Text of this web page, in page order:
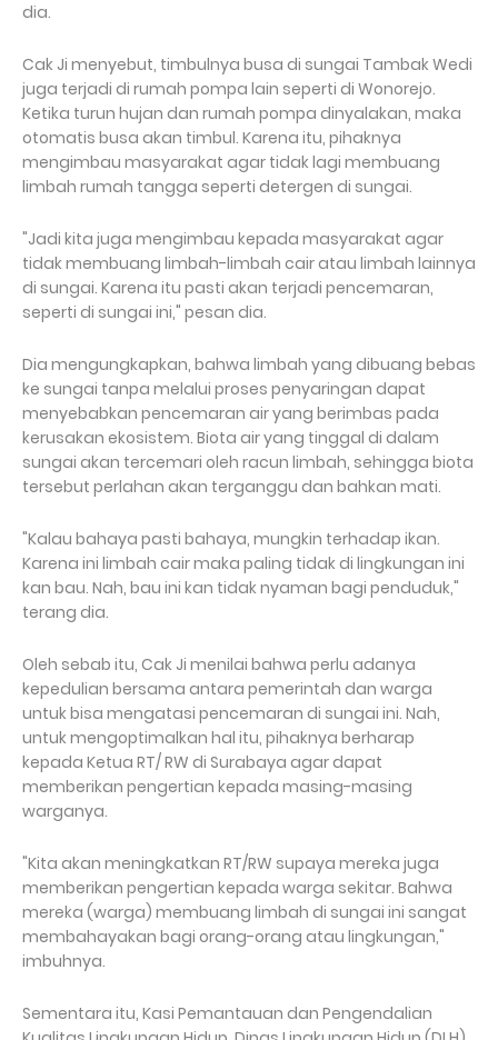
dia.
Cak Ji menyebut, timbulnya busa di sungai Tambak Wedi
juga terjadi di rumah pompa lain seperti di Wonorejo.
Ketika turun hujan dan rumah pompa dinyalakan, maka
otomatis busa akan timbul. Karena itu, pihaknya
mengimbau masyarakat agar tidak lagi membuang
limbah rumah tangga seperti detergen di sungai.
"Jadi kita juga mengimbau kepada masyarakat agar
tidak membuang limbah-limbah cair atau limbah lainnya
di sungai. Karena itu pasti akan terjadi pencemaran,
seperti di sungai ini," pesan dia.
Dia mengungkapkan, bahwa limbah yang dibuang bebas
ke sungai tanpa melalui proses penyaringan dapat
menyebabkan pencemaran air yang berimbas pada
kerusakan ekosistem. Biota air yang tinggal di dalam
sungai akan tercemari oleh racun limbah, sehingga biota
tersebut perlahan akan terganggu dan bahkan mati.
"Kalau bahaya pasti bahaya, mungkin terhadap ikan.
Karena ini limbah cair maka paling tidak di lingkungan ini
kan bau. Nah, bau ini kan tidak nyaman bagi penduduk,"
terang dia.
Oleh sebab itu, Cak Ji menilai bahwa perlu adanya
kepedulian bersama antara pemerintah dan warga
untuk bisa mengatasi pencemaran di sungai ini. Nah,
untuk mengoptimalkan hal itu, pihaknya berharap
kepada Ketua RT/ RW di Surabaya agar dapat
memberikan pengertian kepada masing-masing
warganya.
"Kita akan meningkatkan RT/RW supaya mereka juga
memberikan pengertian kepada warga sekitar. Bahwa
mereka (warga) membuang limbah di sungai ini sangat
membahayakan bagi orang-orang atau lingkungan,"
imbuhnya.
Sementara itu, Kasi Pemantauan dan Pengendalian